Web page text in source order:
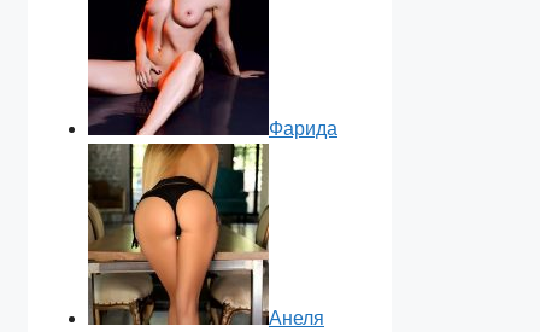
Фарида
Анеля